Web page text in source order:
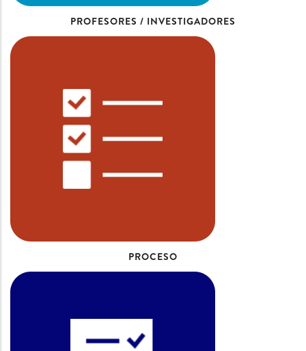
PROFESORES / INVESTIGADORES
PROCESO